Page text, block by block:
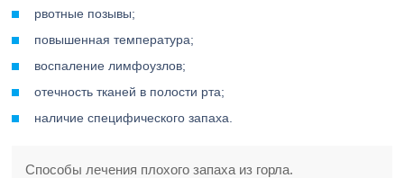
рвотные позывы;
повышенная температура;
воспаление лимфоузлов;
отечность тканей в полости рта;
наличие специфического запаха.
Способы лечения плохого запаха из горла.